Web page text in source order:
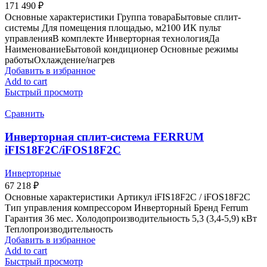
171 490 ₽
Основные характеристики Группа товараБытовые сплит-
системы Для помещения площадью, м2100 ИК пульт
управленияВ комплекте Инверторная технологияДа
НаименованиеБытовой кондиционер Основные режимы
работыОхлаждение/нагрев
Добавить в избранное
Add to cart
Быстрый просмотр
Сравнить
Инверторная сплит-система FERRUM
iFIS18F2C/iFOS18F2C
Инверторные
67 218 ₽
Основные характеристики Артикул iFIS18F2С / iFOS18F2С
Тип управления компрессором Инверторный Бренд Ferrum
Гарантия 36 мес. Холодопроизводительность 5,3 (3,4-5,9) кВт
Теплопроизводительность
Добавить в избранное
Add to cart
Быстрый просмотр